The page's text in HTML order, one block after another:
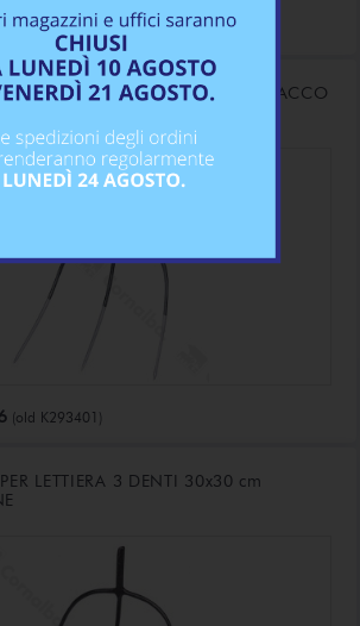
(old K293010)
FIENO 4 DENTI 37x32 cm ATTACCO
(old K293401)
LETTIERA 3 DENTI 30x30 cm